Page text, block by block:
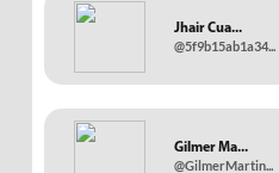
Jhair Cua...
@5f9b15ab1a34...
Gilmer Ma...
@GilmerMartin...